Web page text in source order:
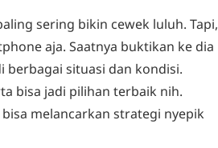
sering bikin cewek luluh. Tapi,
aja. Saatnya buktikan ke dia
berbagai situasi dan kondisi.
bisa jadi pilihan terbaik nih.
melancarkan strategi nyepik